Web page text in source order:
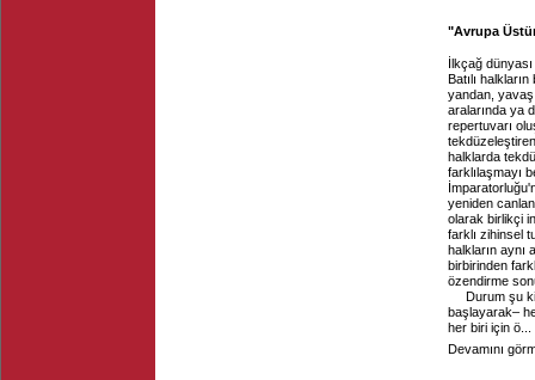
"Avrupa
İlkçağ
Batılı
yandan,
aralarında ya
repertuvarı
halklarda
farklılaşmayı
yeniden
olarak birlikçi
farklı zihinsel
halkların aynı
birbirinden
özendirme
Durum şu
başlayarak–
her biri için ö...
Devamını